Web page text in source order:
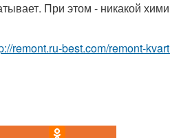
При этом - никакой
remont.ru-best.com/remont-